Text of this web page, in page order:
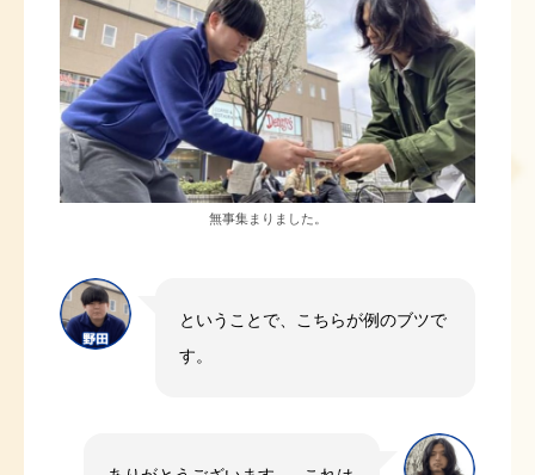
無事集まりました。
ということで、こちらが例のブツで
す。